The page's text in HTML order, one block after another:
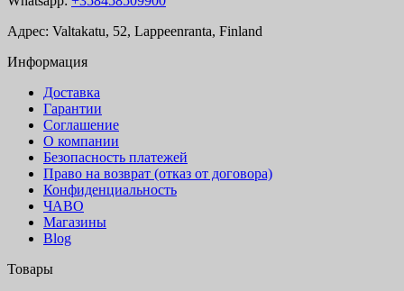
Адрес: Valtakatu, 52, Lappeenranta, Finland
Информация
Доставка
Гарантии
Соглашение
О компании
Безопасность платежей
Право на возврат (отказ от договора)
Конфиденциальность
ЧАВО
Магазины
Blog
Товары